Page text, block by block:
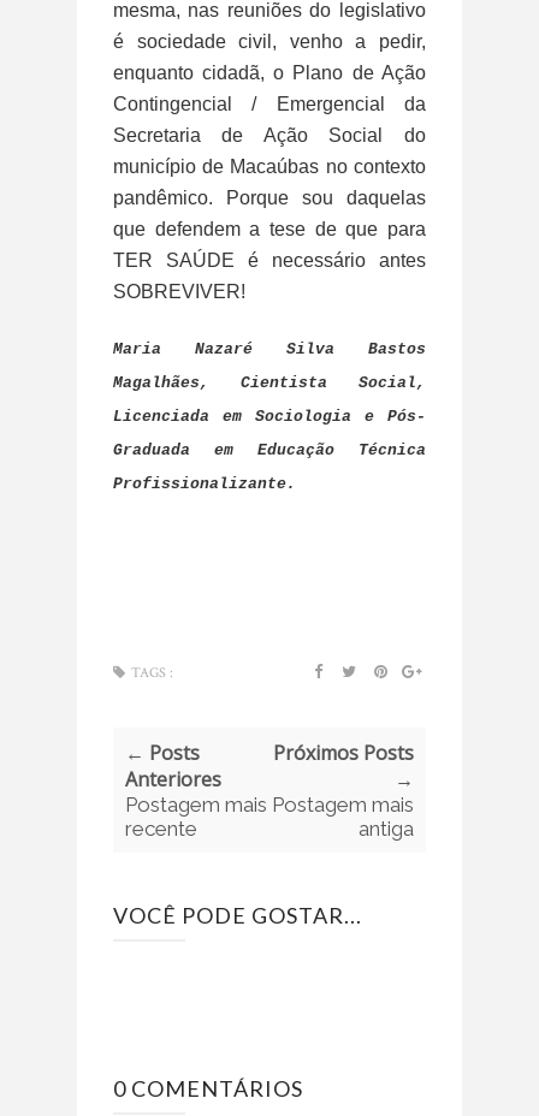
mesma, nas reuniões do legislativo
é sociedade civil, venho a pedir,
enquanto cidadã, o Plano de Ação
Contingencial / Emergencial da
Secretaria de Ação Social do
município de Macaúbas no contexto
pandêmico. Porque sou daquelas
que defendem a tese de que para
TER SAÚDE é necessário antes
SOBREVIVER!
Maria Nazaré Silva Bastos
Magalhães, Cientista Social,
Licenciada em Sociologia e Pós-
Graduada em Educação Técnica
Profissionalizante.
TAGS :
← Posts
Anteriores
Postagem mais
recente
Próximos Posts
→
Postagem mais
antiga
VOCÊ PODE GOSTAR...
0 COMENTÁRIOS